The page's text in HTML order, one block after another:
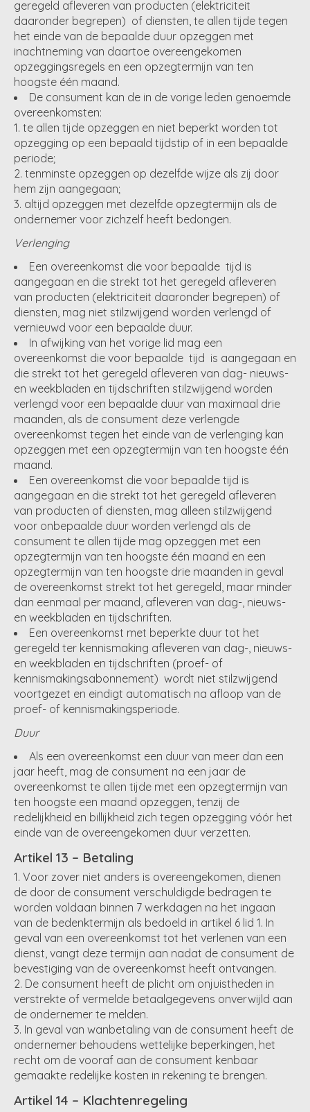
geregeld afleveren van producten (elektriciteit
daaronder begrepen) of diensten, te allen tijde tegen
het einde van de bepaalde duur opzeggen met
inachtneming van daartoe overeengekomen
opzeggingsregels en een opzegtermijn van ten
hoogste één maand.
De consument kan de in de vorige leden genoemde
overeenkomsten:
te allen tijde opzeggen en niet beperkt worden tot
opzegging op een bepaald tijdstip of in een bepaalde
periode;
tenminste opzeggen op dezelfde wijze als zij door
hem zijn aangegaan;
altijd opzeggen met dezelfde opzegtermijn als de
ondernemer voor zichzelf heeft bedongen.
Verlenging
Een overeenkomst die voor bepaalde tijd is
aangegaan en die strekt tot het geregeld afleveren
van producten (elektriciteit daaronder begrepen) of
diensten, mag niet stilzwijgend worden verlengd of
vernieuwd voor een bepaalde duur.
In afwijking van het vorige lid mag een
overeenkomst die voor bepaalde tijd is aangegaan en
die strekt tot het geregeld afleveren van dag- nieuws-
en weekbladen en tijdschriften stilzwijgend worden
verlengd voor een bepaalde duur van maximaal drie
maanden, als de consument deze verlengde
overeenkomst tegen het einde van de verlenging kan
opzeggen met een opzegtermijn van ten hoogste één
maand.
Een overeenkomst die voor bepaalde tijd is
aangegaan en die strekt tot het geregeld afleveren
van producten of diensten, mag alleen stilzwijgend
voor onbepaalde duur worden verlengd als de
consument te allen tijde mag opzeggen met een
opzegtermijn van ten hoogste één maand en een
opzegtermijn van ten hoogste drie maanden in geval
de overeenkomst strekt tot het geregeld, maar minder
dan eenmaal per maand, afleveren van dag-, nieuws-
en weekbladen en tijdschriften.
Een overeenkomst met beperkte duur tot het
geregeld ter kennismaking afleveren van dag-, nieuws-
en weekbladen en tijdschriften (proef- of
kennismakingsabonnement) wordt niet stilzwijgend
voortgezet en eindigt automatisch na afloop van de
proef- of kennismakingsperiode.
Duur
Als een overeenkomst een duur van meer dan een
jaar heeft, mag de consument na een jaar de
overeenkomst te allen tijde met een opzegtermijn van
ten hoogste een maand opzeggen, tenzij de
redelijkheid en billijkheid zich tegen opzegging vóór het
einde van de overeengekomen duur verzetten.
Artikel 13 – Betaling
Voor zover niet anders is overeengekomen, dienen
de door de consument verschuldigde bedragen te
worden voldaan binnen 7 werkdagen na het ingaan
van de bedenktermijn als bedoeld in artikel 6 lid 1. In
geval van een overeenkomst tot het verlenen van een
dienst, vangt deze termijn aan nadat de consument de
bevestiging van de overeenkomst heeft ontvangen.
De consument heeft de plicht om onjuistheden in
verstrekte of vermelde betaalgegevens onverwijld aan
de ondernemer te melden.
In geval van wanbetaling van de consument heeft de
ondernemer behoudens wettelijke beperkingen, het
recht om de vooraf aan de consument kenbaar
gemaakte redelijke kosten in rekening te brengen.
Artikel 14 – Klachtenregeling